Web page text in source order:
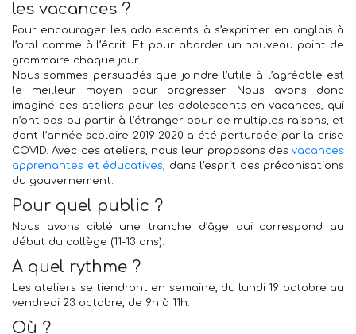
les vacances ?
Pour encourager les adolescents à s’exprimer en anglais à
l’oral comme à l’écrit. Et pour aborder un nouveau point de
grammaire chaque jour.
Nous sommes persuadés que joindre l’utile à l’agréable est
le meilleur moyen pour progresser. Nous avons donc
imaginé ces ateliers pour les adolescents en vacances, qui
n’ont pas pu partir à l’étranger pour de multiples raisons, et
dont l’année scolaire 2019-2020 a été perturbée par la crise
COVID. Avec ces ateliers, nous leur proposons des vacances
apprenantes et éducatives, dans l’esprit des préconisations
du gouvernement.
Pour quel public ?
Nous avons ciblé une tranche d’âge qui correspond au
début du collège (11-13 ans).
A quel rythme ?
Les ateliers se tiendront en semaine, du lundi 19 octobre au
vendredi 23 octobre, de 9h à 11h.
Où ?